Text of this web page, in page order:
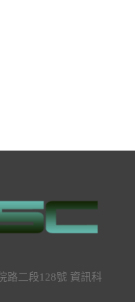
路二段128號 資訊科